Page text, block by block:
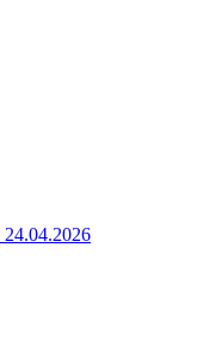
24.04.2026